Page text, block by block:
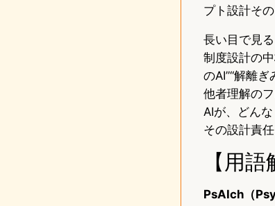
プト設計そ
長い目で見
制度設計の
のAI”“解離
他者理解の
AIが、どん
その設計責
【用語
PsAIch（